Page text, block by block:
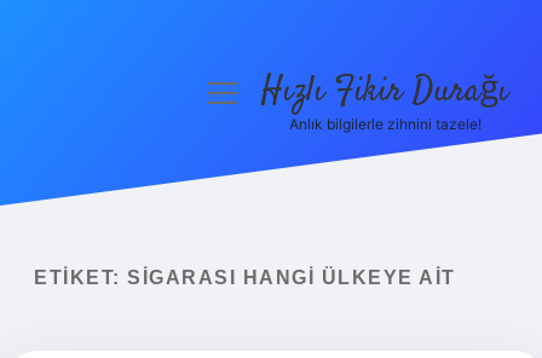
Yasal Uyarı
menüyüHızlı Fikir Durağı
Anlık bilgilerle zihnini tazele!
ETIKET: SIGARASI HANGI ÜLKEYE AIT